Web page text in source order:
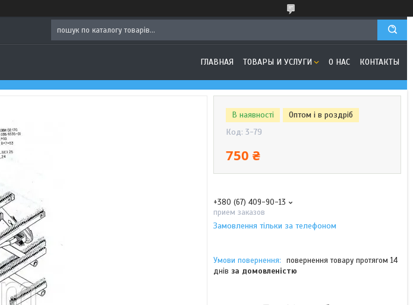
ГЛАВНАЯ ТОВАРЫ И УСЛУГИ О НАС КОНТАКТЫ
В наявності
Оптом і в роздріб
Код: 3-79
750 ₴
+380 (67) 409-90-13
прием заказов
Замовлення тільки за телефоном
повернення товару протягом 14
днів за домовленістю